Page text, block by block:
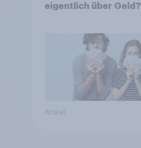
eigentlich über Geld?
Artikel